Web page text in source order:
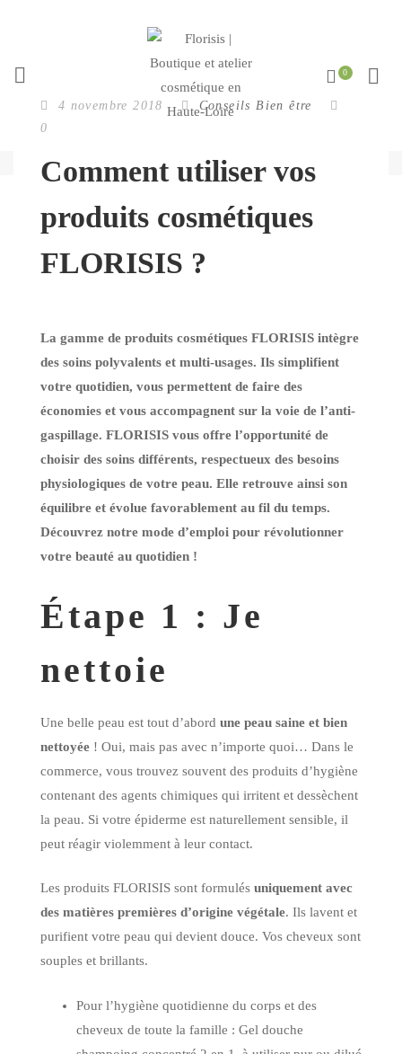
4 novembre 2018
Conseils Bien être
0
Comment utiliser vos
produits cosmétiques
FLORISIS ?
La gamme de produits cosmétiques FLORISIS intègre
des soins polyvalents et multi-usages. Ils simplifient
votre quotidien, vous permettent de faire des
économies et vous accompagnent sur la voie de l’anti-
gaspillage. FLORISIS vous offre l’opportunité de
choisir des soins différents, respectueux des besoins
physiologiques de votre peau. Elle retrouve ainsi son
équilibre et évolue favorablement au fil du temps.
Découvrez notre mode d’emploi pour révolutionner
votre beauté au quotidien !
Étape 1 : Je
nettoie
Une belle peau est tout d’abord une peau saine et bien
nettoyée ! Oui, mais pas avec n’importe quoi… Dans le
commerce, vous trouvez souvent des produits d’hygiène
contenant des agents chimiques qui irritent et dessèchent
la peau. Si votre épiderme est naturellement sensible, il
peut réagir violemment à leur contact.
Les produits FLORISIS sont formulés uniquement avec
des matières premières d’origine végétale. Ils lavent et
purifient votre peau qui devient douce. Vos cheveux sont
souples et brillants.
Pour l’hygiène quotidienne du corps et des
cheveux de toute la famille : Gel douche